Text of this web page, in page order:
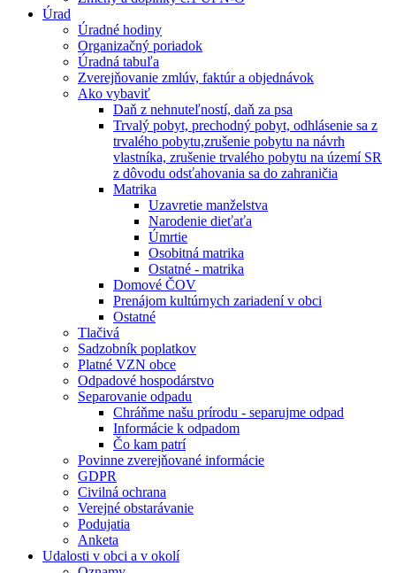
Úrad
Úradné hodiny
Organizačný poriadok
Úradná tabuľa
Zverejňovanie zmlúv, faktúr a objednávok
Ako vybaviť
Daň z nehnuteľností, daň za psa
Trvalý pobyt, prechodný pobyt, odhlásenie sa z
trvalého pobytu,zrušenie pobytu na návrh
vlastníka, zrušenie trvalého pobytu na území SR
z dôvodu odsťahovania sa do zahraničia
Matrika
Uzavretie manželstva
Narodenie dieťaťa
Úmrtie
Osobitná matrika
Ostatné - matrika
Domové ČOV
Prenájom kultúrnych zariadení v obci
Ostatné
Tlačivá
Sadzobník poplatkov
Platné VZN obce
Odpadové hospodárstvo
Separovanie odpadu
Chráňme našu prírodu - separujme odpad
Informácie k odpadom
Čo kam patrí
Povinne zverejňované informácie
GDPR
Civilná ochrana
Verejné obstarávanie
Podujatia
Anketa
Udalosti v obci a v okolí